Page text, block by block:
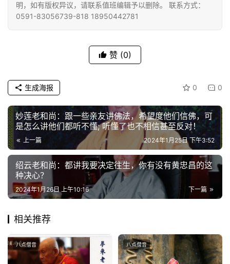
录
策
法
规
免
责
声
明
明，如有版权异议，请联系值班编辑予以删除。 联系方式：
0591-83056739-818 18950442781
赞 (0)
0 0
生成海报
妙莲老和尚：跟一些亲友讲佛法，希望度他们信佛，可
是怎么讲他们都听不懂; 听懂了也不相信甚至反对！
上一篇 2024年1月25日 下午3:52
绍云老和尚：都讲我要决定往生，你有没有黄忠昌的这
种决心？
下一篇
2024年1月26日 上午10:16
相关推荐
八点僧音 八点僧音